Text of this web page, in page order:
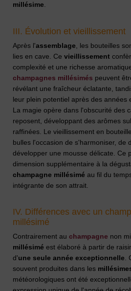
millésime.
III. Évolution et vieillissement
Après l'assemblage , les bouteilles
lies en cave. Cevieillissement
complexité et une richesse
champagnes millésimés peuvent
révélant une fraîcheur éclatante,
leur plein potentiel après des années
La magie opère dans l'obscurité des
reposent, développant des arômes
raffinées. Le vieillissement en
bulles l'occasion de s'harmoniser, de
développer une mousse délicate. Ce
dimension supplémentaire à la
champagne millésimé au fil du
intégrante de son attrait.
IV. Différences avec un
millésimé
Contrairement auchampagne non
millésimé est élaboré à partir de
d'une seule année exceptionnelle
souvent produites dans les
météorologiques ont été